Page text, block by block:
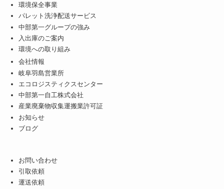
環境保全事業
パレット洗浄配送サービス
中部第一グループの強み
入出庫のご案内
環境への取り組み
会社情報
岐阜羽島営業所
エコロジスティクスセンター
中部第一自工株式会社
産業廃棄物収集運搬業許可証
お知らせ
ブログ
お問い合わせ
引取依頼
運送依頼